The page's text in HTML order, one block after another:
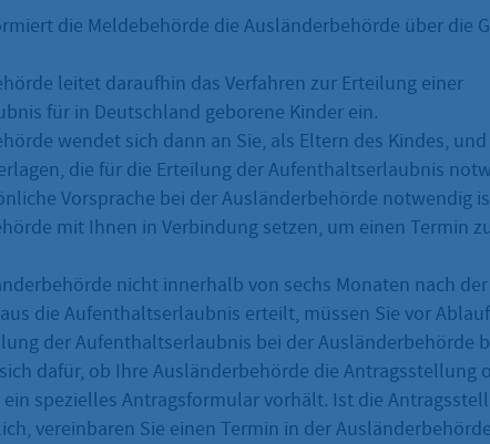
die Meldebehörde die Ausländerbehörde über die
leitet daraufhin das Verfahren zur Erteilung einer
für in Deutschland geborene Kinder ein.
wendet sich dann an Sie, als Eltern des Kindes,
die für die Erteilung der Aufenthaltserlaubnis
Vorsprache bei der Ausländerbehörde notwendig
mit Ihnen in Verbindung setzen, um einen Termin zu
nicht innerhalb von sechs Monaten nach
die Aufenthaltserlaubnis erteilt, müssen Sie vor
der Aufenthaltserlaubnis bei der Ausländerbehörde
dafür, ob Ihre Ausländerbehörde die Antragsstellung
spezielles Antragsformular vorhält. Ist die
vereinbaren Sie einen Termin in der